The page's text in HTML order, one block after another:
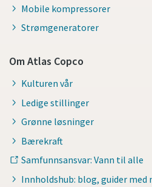
Mobile kompressorer
Strømgeneratorer
Om Atlas Copco
Kulturen vår
Ledige stillinger
Grønne løsninger
Bærekraft
Samfunnsansvar: Vann til alle
Innholdshub: blog, guider med